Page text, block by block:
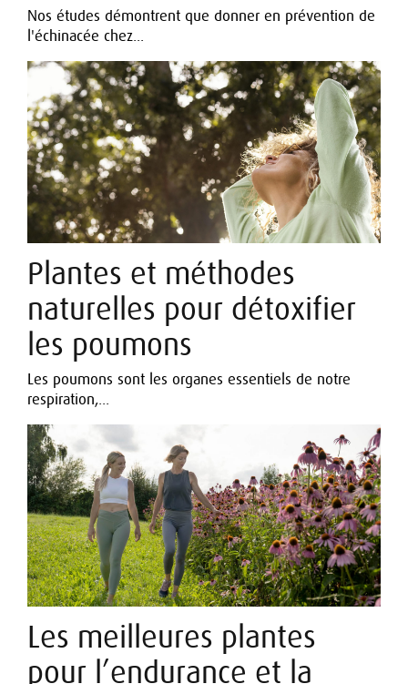
Nos études démontrent que donner en prévention de
l'échinacée chez...
Plantes et méthodes
naturelles pour détoxifier
les poumons
Les poumons sont les organes essentiels de notre
respiration,...
Les meilleures plantes
pour l’endurance et la